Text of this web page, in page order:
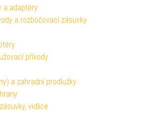
a adaptéry
a rozbočovací zásuvky
přívody
a zahradní prodlužky
vidlice